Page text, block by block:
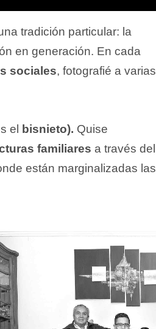
tradición particular: la
en generación. En cada
sociales, fotografié a varias
el bisnieto). Quise
familiares a través del
están marginalizadas las